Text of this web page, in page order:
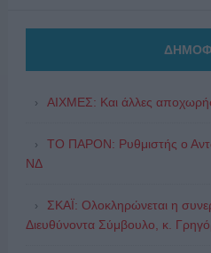
ΑΙΧΜΕΣ: Και άλλες
ΤΟ ΠΑΡΟΝ: Ρυθμιστής ο
ΝΔ
ΣΚΑΪ: Ολοκληρώνεται η
Διευθύνοντα Σύμβουλο, κ.